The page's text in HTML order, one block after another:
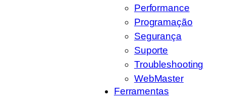
Performance
Programação
Segurança
Suporte
Troubleshooting
WebMaster
Ferramentas